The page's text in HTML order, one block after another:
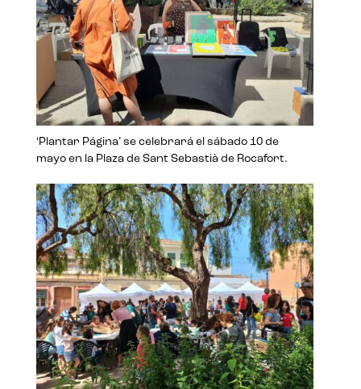
‘Plantar Página’ se celebrará el sábado 10 de
mayo en la Plaza de Sant Sebastià de Rocafort.